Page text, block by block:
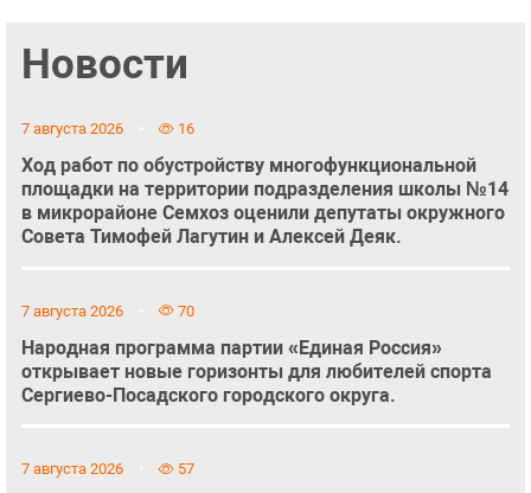
Новости
7 августа 2026 16
Ход работ по обустройству многофункциональной
площадки на территории подразделения школы №14
в микрорайоне Семхоз оценили депутаты окружного
Совета Тимофей Лагутин и Алексей Деяк.
7 августа 2026 70
Народная программа партии «Единая Россия»
открывает новые горизонты для любителей спорта
Сергиево-Посадского городского округа.
7 августа 2026 57